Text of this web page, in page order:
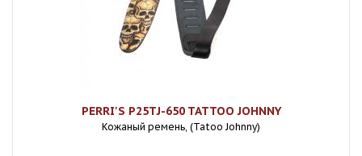
PERRI'S P25TJ-650 TATTOO JOHNNY
Кожаный ремень, (Tatoo Johnny)